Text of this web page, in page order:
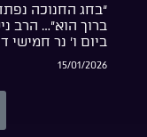
“בחג החנוכה
ברוך הוא”… הרב
ביום ו’ נר חמישי
15/01/2026